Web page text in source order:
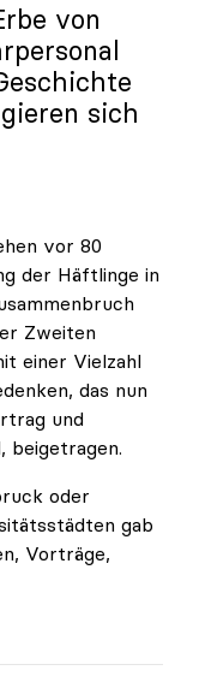
von
sich
vor 80
der Häftlinge in
Zweiten
einer Vielzahl
das nun
und
oder
gab
Vorträge,